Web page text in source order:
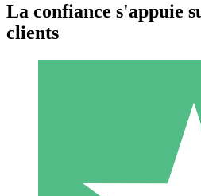
Packs de
Payez à l'utilisation avec des
La confiance s'appuie
clients